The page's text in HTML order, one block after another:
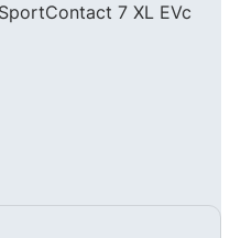
7 XL EVc